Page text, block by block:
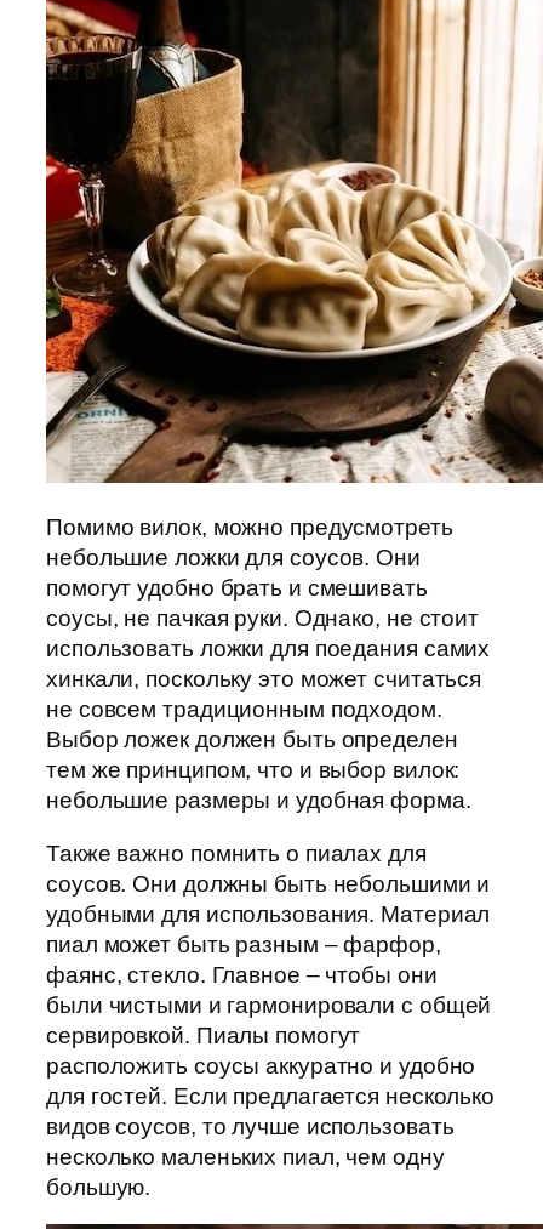
Помимо вилок, можно предусмотреть
небольшие ложки для соусов. Они
помогут удобно брать и смешивать
соусы, не пачкая руки. Однако, не стоит
использовать ложки для поедания самих
хинкали, поскольку это может считаться
не совсем традиционным подходом.
Выбор ложек должен быть определен
тем же принципом, что и выбор вилок:
небольшие размеры и удобная форма.
Также важно помнить о пиалах для
соусов. Они должны быть небольшими и
удобными для использования. Материал
пиал может быть разным – фарфор,
фаянс, стекло. Главное – чтобы они
были чистыми и гармонировали с общей
сервировкой. Пиалы помогут
расположить соусы аккуратно и удобно
для гостей. Если предлагается несколько
видов соусов, то лучше использовать
несколько маленьких пиал, чем одну
большую.